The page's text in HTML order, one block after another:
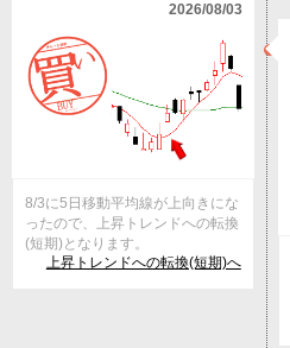
2026/08/03
8/3に5日移動平均線が上向きにな
ったので、上昇トレンドへの転換
(短期)となります。
上昇トレンドへの転換(短期)へ